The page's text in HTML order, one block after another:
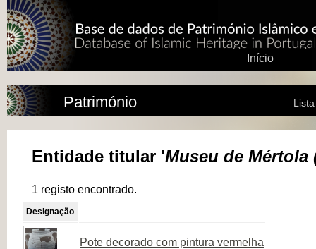
Início
Património
Entidade titular 'Museu de Mértola
1 registo encontrado.
Designação
Pote decorado com pintura vermelha